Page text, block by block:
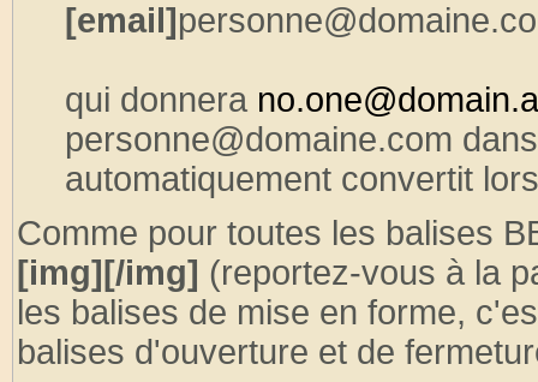
[email]
qui donnera
personne@domaine.com
automatiquement convertit
Comme pour toutes les balises
[img][/img] (reportez-vous à la
les balises de mise en forme,
balises d'ouverture et de